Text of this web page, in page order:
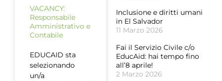
VACANCY:
Responsabile
Amministrativo e
Contabile
EDUCAID sta
selezionando
un/a
Inclusione e diritti umani
in El Salvador
11 Marzo 2026
Fai il Servizio Civile c/o
EducAid: hai tempo fino
all’8 aprile!
2 Marzo 2026